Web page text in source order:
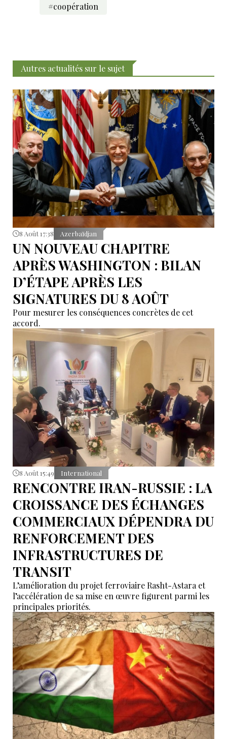
#coopération
Autres actualités sur le sujet
8 Août 17:38 Azerbaïdjan
UN NOUVEAU CHAPITRE
APRÈS WASHINGTON : BILAN
D’ÉTAPE APRÈS LES
SIGNATURES DU 8 AOÛT
Pour mesurer les conséquences concrètes de cet
accord.
8 Août 15:49 International
RENCONTRE IRAN-RUSSIE : LA
CROISSANCE DES ÉCHANGES
COMMERCIAUX DÉPENDRA DU
RENFORCEMENT DES
INFRASTRUCTURES DE
TRANSIT
L’amélioration du projet ferroviaire Rasht-Astara et
l’accélération de sa mise en œuvre figurent parmi les
principales priorités.